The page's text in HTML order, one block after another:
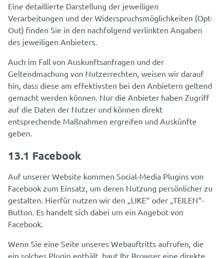
Eine detaillierte Darstellung der jeweiligen
Verarbeitungen und der Widerspruchsmöglichkeiten (Opt-
Out) finden Sie in den nachfolgend verlinkten Angaben
des jeweiligen Anbieters.
Auch im Fall von Auskunftsanfragen und der
Geltendmachung von Nutzerrechten, weisen wir darauf
hin, dass diese am effektivsten bei den Anbietern geltend
gemacht werden können. Nur die Anbieter haben Zugriff
auf die Daten der Nutzer und können direkt
entsprechende Maßnahmen ergreifen und Auskünfte
geben.
13.1 Facebook
Auf unserer Website kommen Social-Media Plugins von
Facebook zum Einsatz, um deren Nutzung persönlicher zu
gestalten. Hierfür nutzen wir den „LIKE“ oder „TEILEN“-
Button. Es handelt sich dabei um ein Angebot von
Facebook.
Wenn Sie eine Seite unseres Webauftritts aufrufen, die
ein solches Plugin enthält, baut Ihr Browser eine direkte